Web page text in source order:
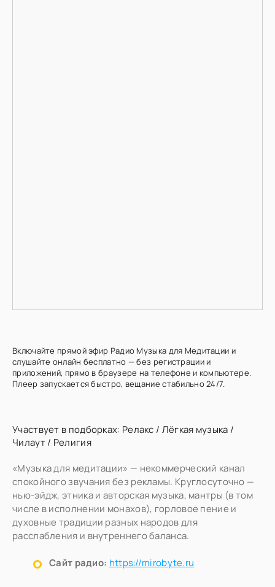
Включайте прямой эфир Радио Музыка для Медитации и
слушайте онлайн бесплатно — без регистрации и
приложений, прямо в браузере на телефоне и компьютере.
Плеер запускается быстро, вещание стабильно 24/7.
Участвует в подборках: Релакс / Лёгкая музыка /
Чилаут/ Религия
«Музыка для медитации» — некоммерческий канал
спокойного звучания без рекламы. Круглосуточно —
нью-эйдж, этника и авторская музыка, мантры (в том
числе в исполнении монахов), горловое пение и
духовные традиции разных народов для
расслабления и внутреннего баланса.
Сайт радио: https://mirobyte.ru